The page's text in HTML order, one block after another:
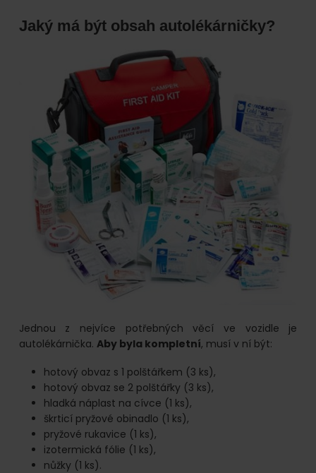
Jaký má být obsah autolékárničky?
Jednou z nejvíce potřebných věcí ve vozidle je
autolékárnička. Aby byla kompletní, musí v ní být:
hotový obvaz s 1 polštářkem (3 ks),
hotový obvaz se 2 polštářky (3 ks),
hladká náplast na cívce (1 ks),
škrticí pryžové obinadlo (1 ks),
pryžové rukavice (1 ks),
izotermická fólie (1 ks),
nůžky (1 ks).